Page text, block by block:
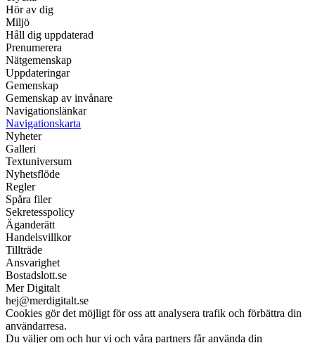
Hör av dig
Miljö
Håll dig uppdaterad
Prenumerera
Nätgemenskap
Uppdateringar
Gemenskap
Gemenskap av invånare
Navigationslänkar
Navigationskarta
Nyheter
Galleri
Textuniversum
Nyhetsflöde
Regler
Spåra filer
Sekretesspolicy
Äganderätt
Handelsvillkor
Tillträde
Ansvarighet
Bostadslott.se
Mer Digitalt
hej@merdigitalt.se
Cookies gör det möjligt för oss att analysera trafik och förbättra din
användarresa.
Du väljer om och hur vi och våra partners får använda din